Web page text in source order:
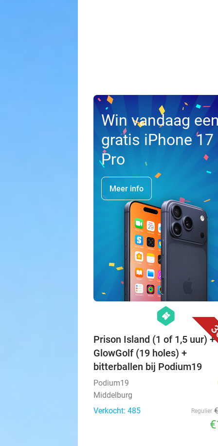
Win vandaag
gratis iPhone 17
Pro
Meer info
hexagon
events
Prison Island (1 of 1,5 uur)
GlowGolf (19 holes) +
bitterballen bij Podium19
Podium19
Middelburg
Verkocht: 485
Regulier